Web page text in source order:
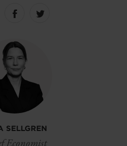
SELLGREN
Economist
Share
Share